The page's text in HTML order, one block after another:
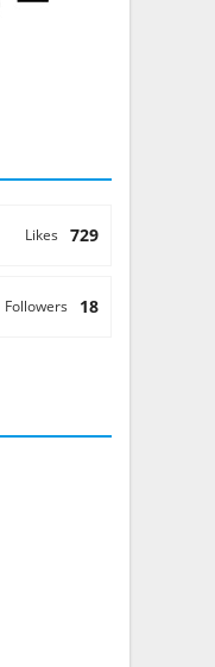
729
Likes
18
Followers